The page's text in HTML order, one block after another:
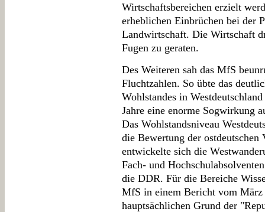
Wirtschaftsbereichen erzielt
erheblichen Einbrüchen bei der
Landwirtschaft. Die Wirtschaft
Fugen zu geraten.
Des Weiteren sah das MfS
Fluchtzahlen. So übte das
Wohlstandes in
Jahre eine enorme Sogwirkung
Das Wohlstandsniveau
die Bewertung der
entwickelte sich die
Fach- und
die DDR. Für die Bereiche
MfS in einem Bericht vom
hauptsächlichen Grund der